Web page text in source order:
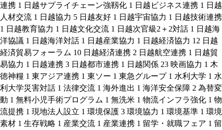
連携 1 日越サプライチェーン強靱化 1 日越ビジネス連携 1 日越
人材交流 1 日越協力 5 日越友好 1 日越宇宙協力 1 日越技術連携
1 日越教育協力 1 日越文化交流 1 日越次官級2＋2対話 1 日越海
洋協議 1 日越海洋対話 1 日越産業協力 1 日越経済協力 12 日越
経済貿易フォーラム 10 日越経済連携 2 日越航空連携 1 日越貿
易協力 1 日越連携 3 日越都市連携 1 日越関係 23 映画協力 1 木
徳神糧 1 東アジア連携 1 東ソー 1 東急グループ 1 水利大学 1 水
利大学災害対話 1 法律交流 1 海外進出 1 海洋安全保障 2 為替変
動 1 無料小児手術プログラム 1 無洗米 1 物流インフラ強化 1 物
流提携 1 現地法人設立 1 環境保護 3 環境協力 1 環境基準 1 環境
素材 1 生存戦略 1 産業交流 1 産業連携 1 留学・就職フェア 1 留